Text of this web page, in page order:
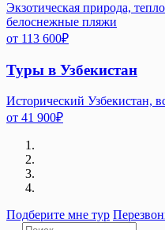
Экзотическая природа,
белоснежные пляжи
от 113 600₽
Туры в Узбекистан
Исторический Узбекистан,
от 41 900₽
Подберите мне тур